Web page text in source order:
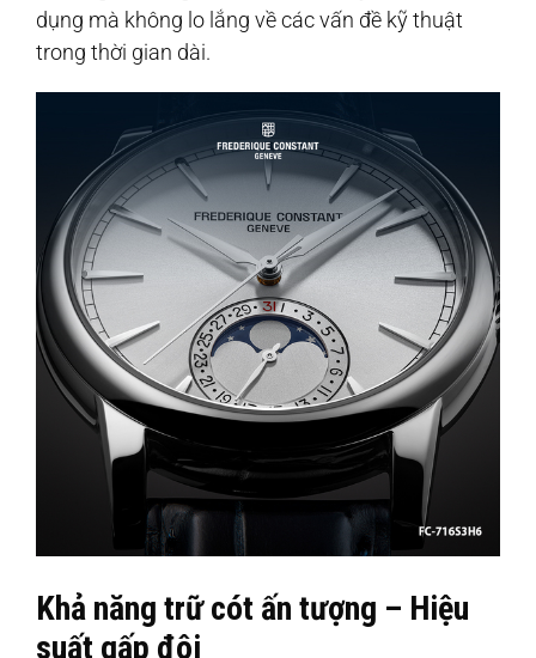
dụng mà không lo lắng về các vấn đề kỹ thuật
trong thời gian dài.
Khả năng trữ cót ấn tượng – Hiệu
suất gấp đôi